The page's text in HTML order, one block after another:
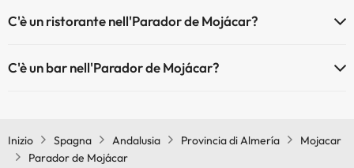
comuni.
C'è un ristorante nell'Parador de Mojácar?
C'è un bar nell'Parador de Mojácar?
Inizio Spagna Andalusia Provincia di Almería
Mojacar
Parador de Mojácar